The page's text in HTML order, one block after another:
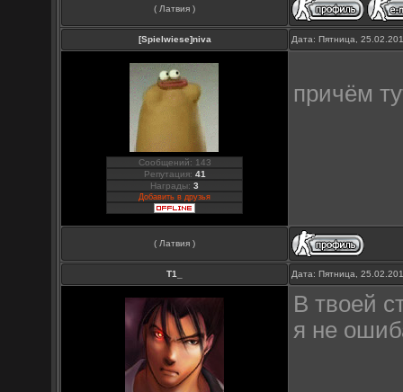
( Латвия )
[Spielwiese]niva Дата: Пятница,
Сообщений: 143
Репутация: 41
Награды:3
Добавить в друзья
причём
( Латвия )
Т1_ Дата: Пятница,
В твоей
я не